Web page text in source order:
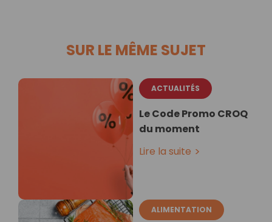
SUR LE MÊME SUJET
ACTUALITÉS
Le Code Promo CROQ
du moment
Lire la suite
ALIMENTATION